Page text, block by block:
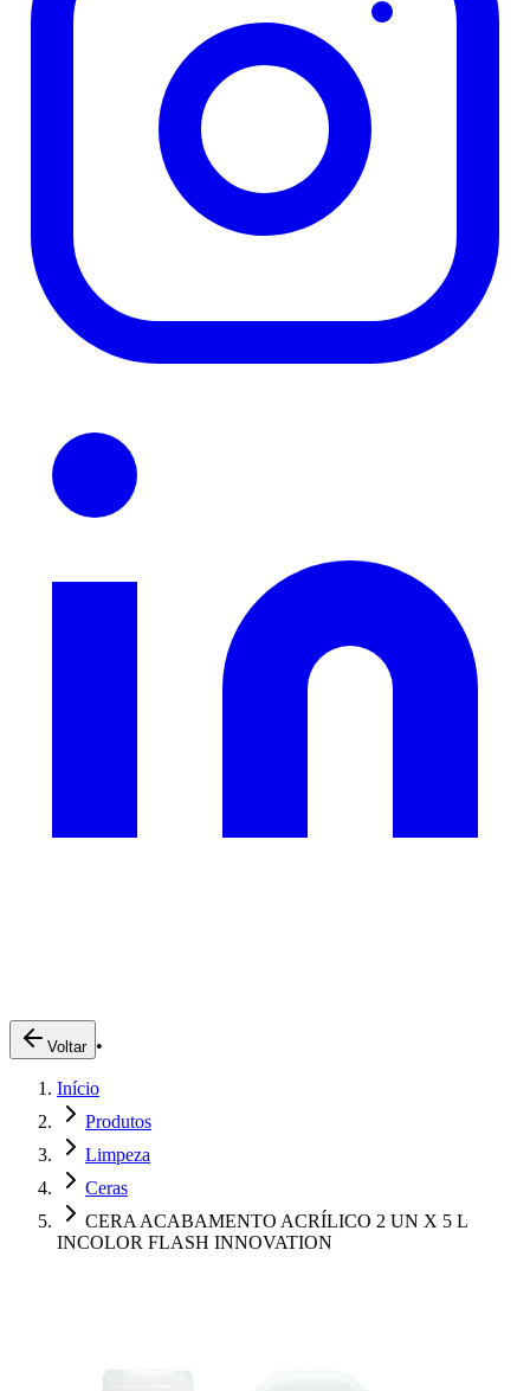
Pedidos Online
Trabalhe Conosco
Voltar •
Início
Produtos
Limpeza
Ceras
CERA ACABAMENTO ACRÍLICO 2 UN X 5 L
INCOLOR FLASH INNOVATION